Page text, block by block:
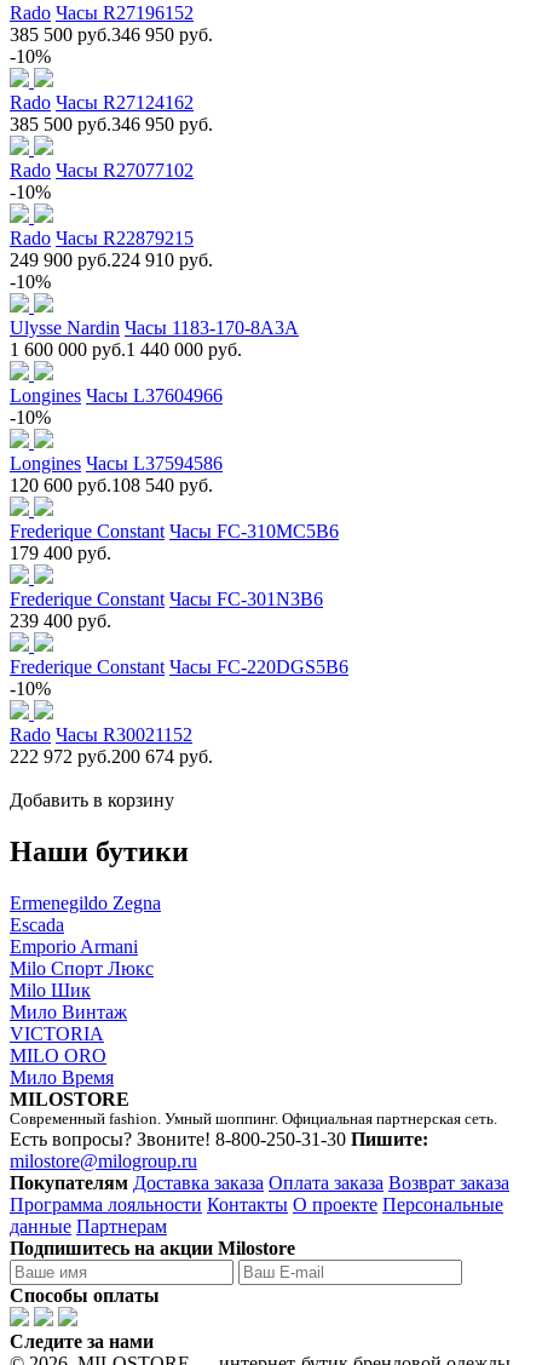
Rado Часы R27196152
385 500 руб.346 950 руб.
-10%
Rado Часы R27124162
385 500 руб.346 950 руб.
Rado Часы R27077102
-10%
Rado Часы R22879215
249 900 руб.224 910 руб.
-10%
Ulysse Nardin Часы 1183-170-8A3A
1 600 000 руб.1 440 000 руб.
Longines Часы L37604966
-10%
Longines Часы L37594586
120 600 руб.108 540 руб.
Frederique Constant Часы FC-310MC5B6
179 400 руб.
Frederique Constant Часы FC-301N3B6
239 400 руб.
Frederique Constant Часы FC-220DGS5B6
-10%
Rado Часы R30021152
222 972 руб.200 674 руб.
Добавить в корзину
Наши бутики
Ermenegildo Zegna
Escada
Emporio Armani
Milo Спорт Люкс
Milo Шик
Мило Винтаж
VICTORIA
MILO ORO
Мило Время
MILOSTORE
Современный fashion. Умный шоппинг. Официальная партнерская сеть.
Есть вопросы? Звоните! 8-800-250-31-30 Пишите:
milostore@milogroup.ru
Покупателям Доставка заказа Оплата заказа Возврат заказа
Программа лояльности Контакты О проекте Персональные
данные Партнерам
Подпишитесь на акции Milostore
Способы оплаты
Следите за нами